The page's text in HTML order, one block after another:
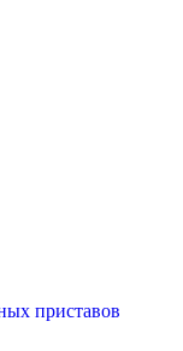
приставов